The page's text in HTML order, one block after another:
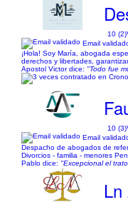
10 (2)
Email
¡Hola! Soy María, abogada
derechos y libertades,
Apostol Victor dice: "Todo fue
10 (3)
Email
Despacho de abogados de
Divorcios - familia - menores
Pablo dice: "Excepcional el